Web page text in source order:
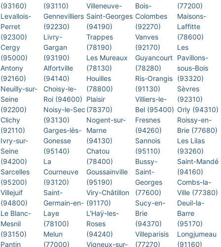
(93160)
Levallois-
Perret
(92300)
Cergy
(95000)
Antony
(92160)
Neuilly-sur-
Seine
(92200)
Clichy
(92110)
Ivry-sur-
Seine
(94200)
Sarcelles
(95200)
Villejuif
(94800)
Le Blanc-
Mesnil
(93150)
Pantin
(93110)
Gennevilliers
(92230)
Livry-
Gargan
(93190)
Alfortville
(94140)
Choisy-le-
Roi (94600)
Noisy-le-Sec
(93130)
Garges-lès-
Gonesse
(95140)
La
Courneuve
(93120)
Saint-
Germain-en-
Laye
(78100)
Melun
(77000)
Villeneuve-
Saint-Georges
(94190)
Trappes
(78190)
Les Mureaux
(78130)
Houilles
(78800)
Plaisir
(78370)
Nogent-sur-
Marne
(94130)
Chatou
(78400)
Goussainville
(95190)
Viry-Châtillon
(91170)
L'Haÿ-les-
Roses
(94240)
Vigneux-sur-
Bois-
Colombes
(92270)
Vanves
(92170)
Guyancourt
(78280)
Ris-Orangis
(91130)
Villiers-le-
Bel (95400)
Fresnes
(94260)
Sannois
(95110)
Bussy-
Saint-
Georges
(77600)
Sucy-en-
Brie
(94370)
Villeparisis
(77270)
(77200)
Maisons-
Laffitte
(78600)
Les
Pavillons-
sous-Bois
(93320)
Sèvres
(92310)
Orly (94310)
Roissy-en-
Brie (77680)
Les Lilas
(93260)
Saint-Mandé
(94160)
Combs-la-
Ville (77380)
Deuil-la-
Barre
(95170)
Longjumeau
(91160)